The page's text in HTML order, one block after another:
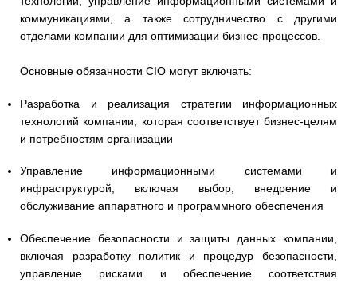
коммуникациями, а также сотрудничество с другими
отделами компании для оптимизации бизнес-процессов.
Основные обязанности CIO могут включать:
Разработка и реализация стратегии информационных
технологий компании, которая соответствует бизнес-целям
и потребностям организации
Управление информационными системами и
инфраструктурой, включая выбор, внедрение и
обслуживание аппаратного и программного обеспечения
Обеспечение безопасности и защиты данных компании,
включая разработку политик и процедур безопасности,
управление рисками и обеспечение соответствия